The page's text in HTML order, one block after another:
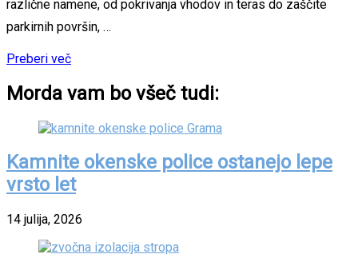
različne namene, od pokrivanja vhodov in teras do zaščite
parkirnih površin, …
Preberi več
Morda vam bo všeč tudi:
Kamnite okenske police ostanejo lepe
vrsto let
14 julija, 2026